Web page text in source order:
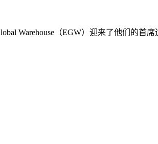
Warehouse（EGW）迎来了他们的